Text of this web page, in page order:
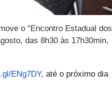
o “Encontro Estadual dos
das 8h30 às 17h30min,
ENg7DY, até o próximo dia